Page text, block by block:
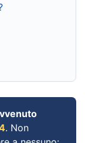
. Non